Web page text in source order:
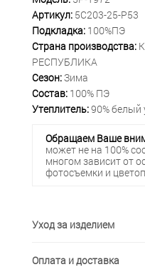
Артикул: 5С203-25-Р53
Подкладка: 100%ПЭ
Страна производства:
РЕСПУБЛИКА
Сезон:Зима
Состав: 100% ПЭ
Утеплитель:90% белый
Обращаем Ваше
может не на 100%
многом зависит от
фотосъемки и
Уход за изделием
Оплата и доставка